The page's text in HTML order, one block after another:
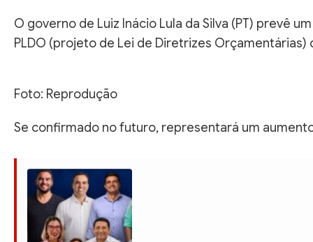
O governo de Luiz Inácio Lula da Silva (PT) prevê
PLDO (projeto de Lei de Diretrizes
Foto: Reprodução
Se confirmado no futuro, representará um